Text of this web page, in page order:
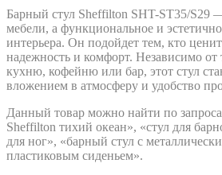
Барный стул Sheffilton SHT-ST35/S29
мебели, а функциональное и
интерьера. Он подойдет тем, кто
надежность и комфорт. Независимо от
кухню, кофейню или бар, этот стул
вложением в атмосферу и удобство
Данный товар можно найти по
Sheffilton тихий океан», «стул для
для ног», «барный стул с
пластиковым сиденьем».